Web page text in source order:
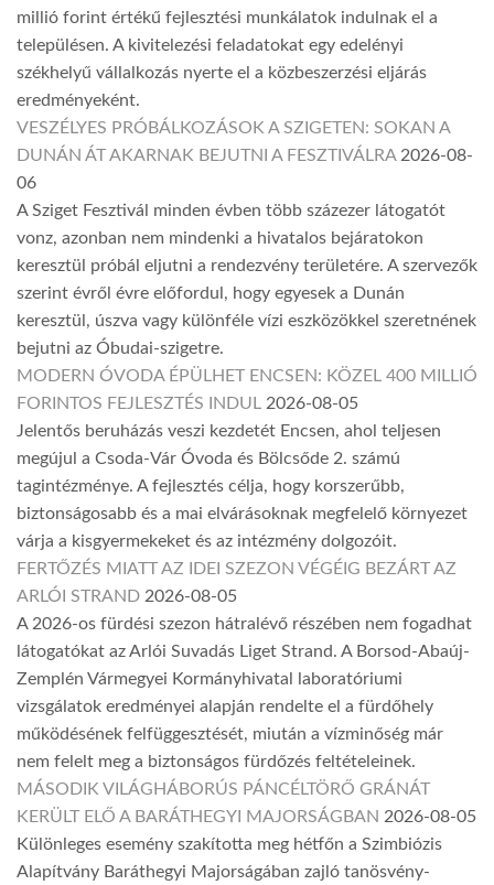
millió forint értékű fejlesztési munkálatok indulnak el a
településen. A kivitelezési feladatokat egy edelényi
székhelyű vállalkozás nyerte el a közbeszerzési eljárás
eredményeként.
VESZÉLYES PRÓBÁLKOZÁSOK A SZIGETEN: SOKAN A
DUNÁN ÁT AKARNAK BEJUTNI A FESZTIVÁLRA 2026-08-
06
A Sziget Fesztivál minden évben több százezer látogatót
vonz, azonban nem mindenki a hivatalos bejáratokon
keresztül próbál eljutni a rendezvény területére. A szervezők
szerint évről évre előfordul, hogy egyesek a Dunán
keresztül, úszva vagy különféle vízi eszközökkel szeretnének
bejutni az Óbudai-szigetre.
MODERN ÓVODA ÉPÜLHET ENCSEN: KÖZEL 400 MILLIÓ
FORINTOS FEJLESZTÉS INDUL 2026-08-05
Jelentős beruházás veszi kezdetét Encsen, ahol teljesen
megújul a Csoda-Vár Óvoda és Bölcsőde 2. számú
tagintézménye. A fejlesztés célja, hogy korszerűbb,
biztonságosabb és a mai elvárásoknak megfelelő környezet
várja a kisgyermekeket és az intézmény dolgozóit.
FERTŐZÉS MIATT AZ IDEI SZEZON VÉGÉIG BEZÁRT AZ
ARLÓI STRAND 2026-08-05
A 2026-os fürdési szezon hátralévő részében nem fogadhat
látogatókat az Arlói Suvadás Liget Strand. A Borsod-Abaúj-
Zemplén Vármegyei Kormányhivatal laboratóriumi
vizsgálatok eredményei alapján rendelte el a fürdőhely
működésének felfüggesztését, miután a vízminőség már
nem felelt meg a biztonságos fürdőzés feltételeinek.
MÁSODIK VILÁGHÁBORÚS PÁNCÉLTÖRŐ GRÁNÁT
KERÜLT ELŐ A BARÁTHEGYI MAJORSÁGBAN 2026-08-05
Különleges esemény szakította meg hétfőn a Szimbiózis
Alapítvány Baráthegyi Majorságában zajló tanösvény-